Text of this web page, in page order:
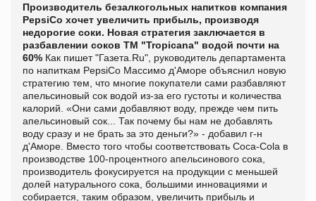
Производитель безалкогольных напитков компания
PepsiCo хочет увеличить прибыль, производя
недорогие соки. Новая стратегия заключается в
разбавлении соков ТМ "Tropicana" водой почти на
60% Как пишет "Газета.Ru", руководитель департамента
по напиткам PepsiCo Массимо д'Аморе объяснил новую
стратегию тем, что многие покупатели сами разбавляют
апельсиновый сок водой из-за его густоты и количества
калорий. «Они сами добавляют воду, прежде чем пить
апельсиновый сок... Так почему бы нам не добавлять
воду сразу и не брать за это деньги?» - добавил г-н
д'Аморе. Вместо того чтобы соответствовать Coca-Cola в
производстве 100-процентного апельсинового сока,
производитель фокусируется на продукции с меньшей
долей натурального сока, большими инновациями и
собирается, таким образом, увеличить прибыль и